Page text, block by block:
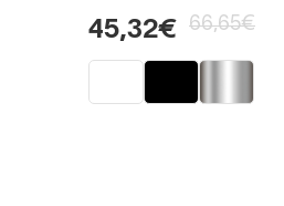
45,32€ 66,65€